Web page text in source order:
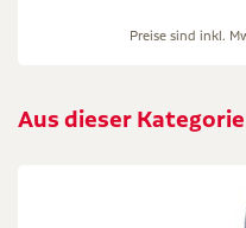
Preise sind inkl.
Aus dieser Kategorie